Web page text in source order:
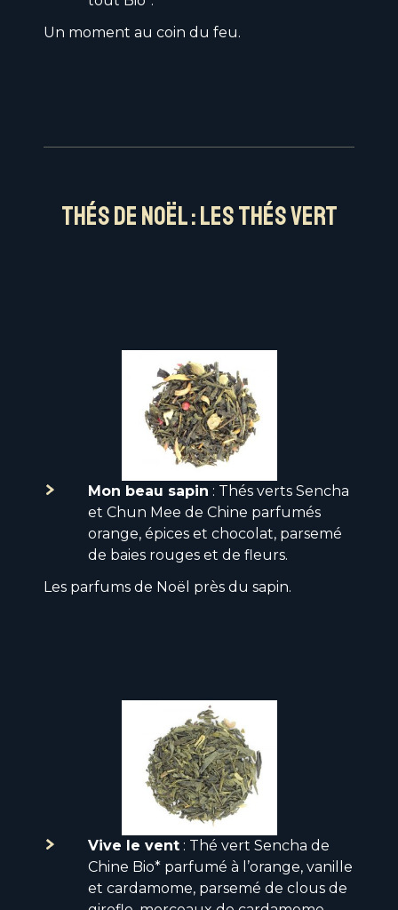
Un moment au coin du feu.
Thés de Noël : les thés Vert
Mon beau sapin : Thés verts Sencha
et Chun Mee de Chine parfumés
orange, épices et chocolat, parsemé
de baies rouges et de fleurs.
Les parfums de Noël près du sapin.
Vive le vent : Thé vert Sencha de
Chine Bio* parfumé à l’orange, vanille
et cardamome, parsemé de clous de